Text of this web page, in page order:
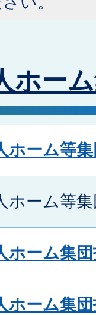
ホー
ホーム等
ホーム等
ホーム集
ホーム集